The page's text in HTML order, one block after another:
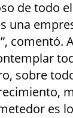
de todo
una
comentó.
sobre
es